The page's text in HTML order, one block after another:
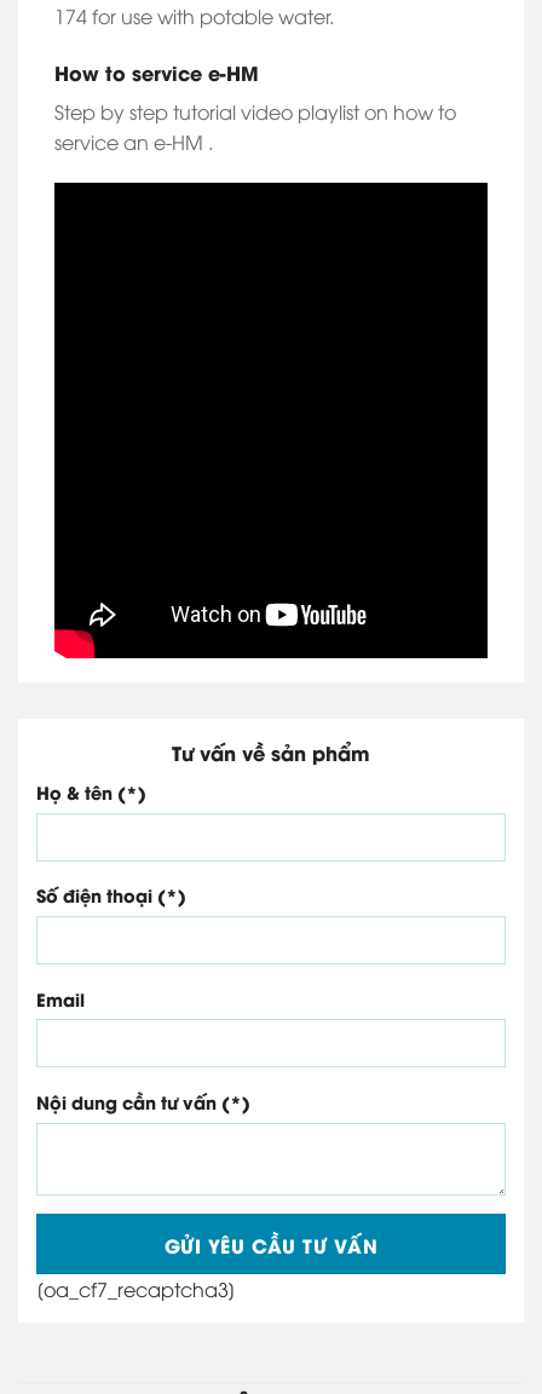
174 for use with potable water.
How to service e-HM
Step by step tutorial video playlist on how to
service an e-HM .
Tư vấn về sản phẩm
Họ & tên (*)
Số điện thoại (*)
Email
Nội dung cần tư vấn (*)
[oa_cf7_recaptcha3]